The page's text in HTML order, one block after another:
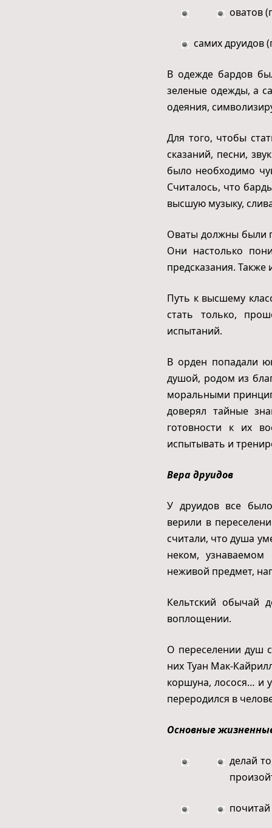
оватов
самих друидов
В одежде бардов
зеленые одежды, а
одеяния,
Для того, чтобы
сказаний, песни,
было необходимо
Считалось, что
высшую музыку,
Оваты должны были
Они настолько
предсказания.
Путь к высшему
стать только,
испытаний.
В орден попадали
душой, родом из
моральными
доверял тайные
готовности к их
испытывать и
Вера друидов
У друидов все
верили в
считали, что душа
неком,
неживой предмет,
Кельтский обычай
воплощении.
О переселении душ
них Туан Мак-
коршуна, лосося… и
переродился в
Основные
делай